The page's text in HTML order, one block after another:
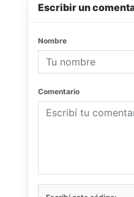
Escribir un
Nombre
Comentario